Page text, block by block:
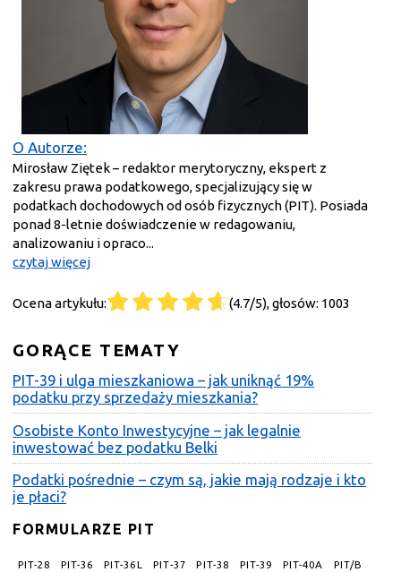
O Autorze:
Mirosław Ziętek – redaktor merytoryczny, ekspert z
zakresu prawa podatkowego, specjalizujący się w
podatkach dochodowych od osób fizycznych (PIT). Posiada
ponad 8-letnie doświadczenie w redagowaniu,
analizowaniu i opraco...
czytaj więcej
Ocena artykułu: (4.7/5), głosów: 1003
GORĄCE TEMATY
PIT-39 i ulga mieszkaniowa – jak uniknąć 19%
podatku przy sprzedaży mieszkania?
Osobiste Konto Inwestycyjne – jak legalnie
inwestować bez podatku Belki
Podatki pośrednie – czym są, jakie mają rodzaje i kto
je płaci?
FORMULARZE PIT
PIT-28 PIT-36 PIT-36L PIT-37 PIT-38 PIT-39 PIT-40A PIT/B